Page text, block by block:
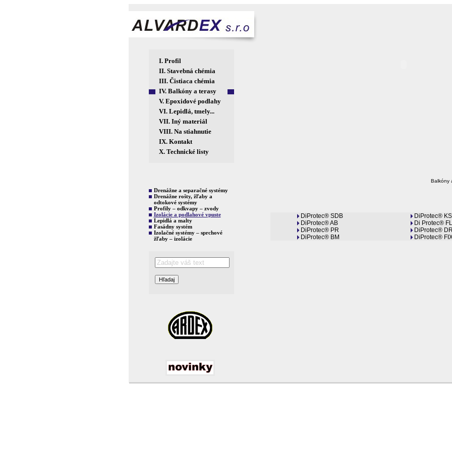
I. Profil
II. Stavebná chémia
III. Čistiaca chémia
IV. Balkóny a terasy
V. Epoxidové podlahy
VI. Lepidlá, tmely...
VII. Iný materiál
VIII. Na stiahnutie
IX. Kontakt
X. Technické listy
Drenážne a separačné systémy
Drenážne rošty, žľaby a
odtokové systémy
Profily – odkvapy – zvody
Izolácie a podlahové vpuste
Lepidlá a malty
Fasádny systém
Izolačné systémy – sprchové
žľaby – izolácie
Balkóny
DiProtec® SDB
DiProtec®
DiProtec® AB
Di Protec®
DiProtec® PR
DiProtec®
DiProtec® BM
DiProtec®